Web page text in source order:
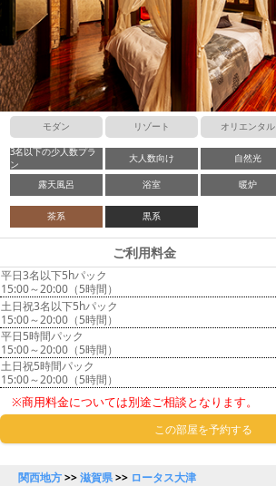
モダン リゾート オリエンタル
3名以下の少人数プラ
ン
大人数向け 自然光
露天風呂 浴室 暖炉
茶系 黒系
ご利用料金
平日3名以下5hパック
15:00～20:00（5時間）
土日祝3名以下5hパック
15:00～20:00（5時間）
平日5時間パック
15:00～20:00（5時間）
土日祝5時間パック
15:00～20:00（5時間）
※商用料金については別途ご相談となります。
この部屋を予約する
関西地方>>滋賀県>> ロータス大津